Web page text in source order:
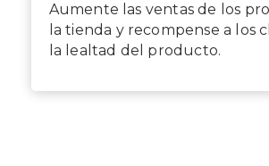
Aumente las ventas de los
la tienda y recompense a los
la lealtad del producto.